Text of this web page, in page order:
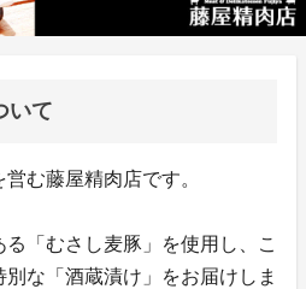
いて
む藤屋精肉店です。
「むさし麦豚」を使用し、こ
な「酒蔵漬け」をお届けしま